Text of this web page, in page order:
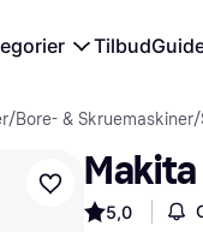
Tilbud
/Bore- & Skruemaskiner/
Makita
5,0